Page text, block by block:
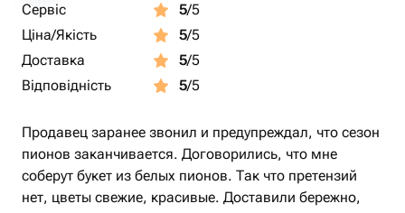
Сервіс 5/5
Ціна/Якість
5/5
Доставка
5/5
Відповідність
5/5
Продавец заранее звонил и предупреждал, что сезон
пионов заканчивается. Договорились, что мне
соберут букет из белых пионов. Так что претензий
нет, цветы свежие, красивые. Доставили бережно,